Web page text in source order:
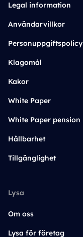
Legal information
Användarvillkor
Personuppgiftspolicy
Klagomål
Kakor
White Paper
White Paper pension
Hållbarhet
Tillgänglighet
Lysa
Om oss
Lysa för företag